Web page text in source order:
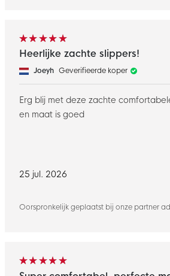
25 jul. 2026
Oorspronkelijk geplaatst bij onze partner
Heerlijke zachte slippers!
Joeyh Geverifieerde koper
Erg blij met deze zachte
en maat is goed